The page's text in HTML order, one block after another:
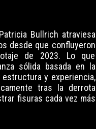
Bullrich atraviesa
desde que confluyeron
de 2023. Lo que
sólida basada en la
y experiencia,
tras la derrota
fisuras cada vez más